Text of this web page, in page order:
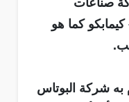
صناعات
كيمابكو كما هو
به شركة البوتاس